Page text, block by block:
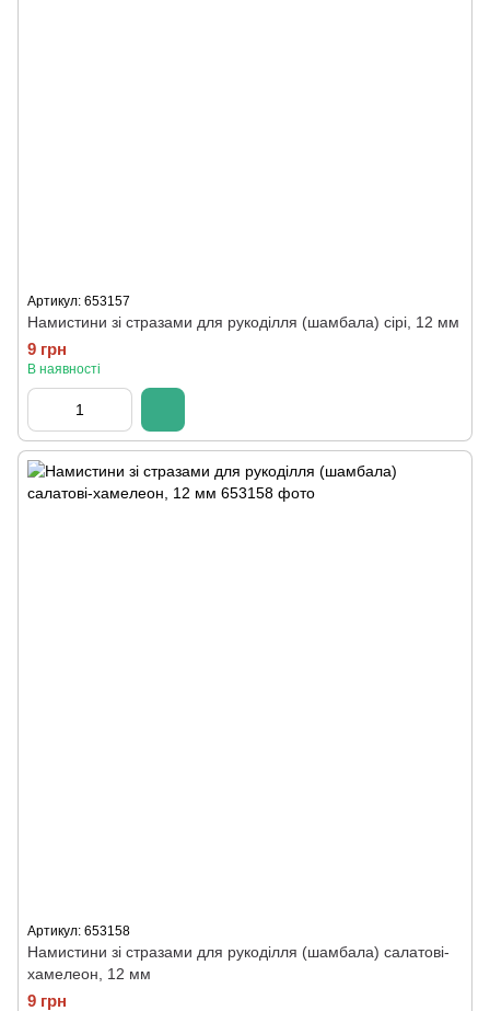
Артикул: 653157
Намистини зі стразами для рукоділля (шамбала) сірі, 12 мм
9 грн
В наявності
Артикул: 653158
Намистини зі стразами для рукоділля (шамбала) салатові-
хамелеон, 12 мм
9 грн